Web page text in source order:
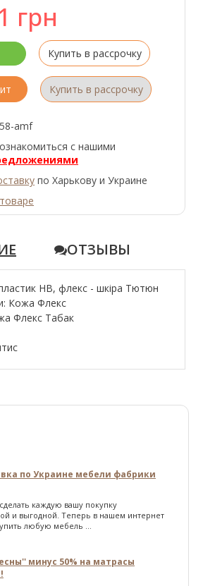
грн
Купить в рассрочку
Купить в рассрочку
amf
с нашими
по Харькову и Украине
ОТЗЫВЫ
НВ, флекс - шкіра Тютюн
Кожа Флекс
Флекс Табак
по Украине мебели фабрики
каждую вашу покупку
и выгодной. Теперь в нашем интернет
любую мебель ...
минус 50% на матрасы